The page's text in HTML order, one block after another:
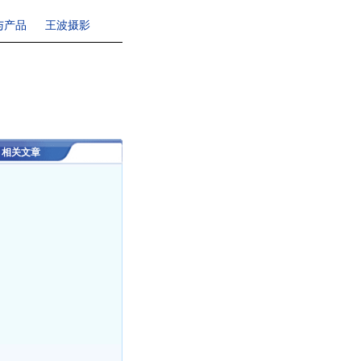
产品 王波摄影
相关文章